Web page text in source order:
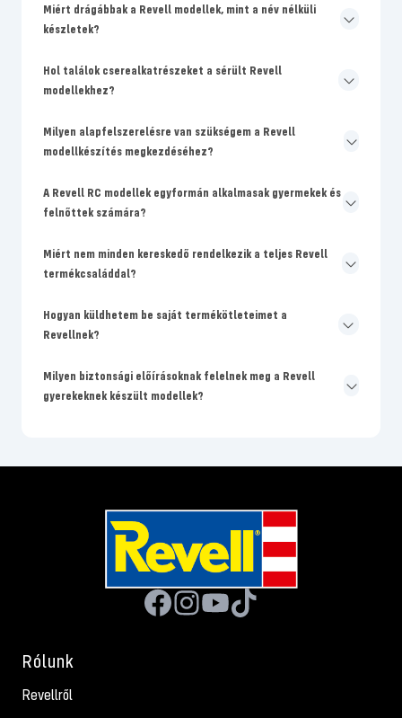
Miért drágábbak a Revell modellek, mint a név nélküli
készletek?
Hol találok cserealkatrészeket a sérült Revell
modellekhez?
Milyen alapfelszerelésre van szükségem a Revell
modellkészítés megkezdéséhez?
A Revell RC modellek egyformán alkalmasak gyermekek és
felnőttek számára?
Miért nem minden kereskedő rendelkezik a teljes Revell
termékcsaláddal?
Hogyan küldhetem be saját termékötleteimet a
Revellnek?
Milyen biztonsági előírásoknak felelnek meg a Revell
gyerekeknek készült modellek?
Rólunk
Revellről